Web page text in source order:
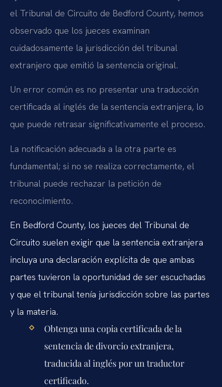
el Tribunal de Circuito de Bedford County, hemos
observado que los jueces examinan
cuidadosamente la jurisdicción del tribunal
extranjero que emitió la sentencia original.
Un error común es no presentar una traducción
certificada al inglés de la sentencia extranjera, lo
que puede retrasar significativamente el proceso.
La notificación adecuada a la otra parte es
fundamental; si no se realiza correctamente, el
tribunal puede rechazar la petición de
reconocimiento.
En Bedford County, los jueces del Tribunal de
Circuito suelen exigir que la sentencia extranjera
incluya una declaración explícita de que ambas
partes tuvieron la oportunidad de ser escuchadas
y que el tribunal tenía jurisdicción sobre las partes
y la materia.
Obtenga una copia certificada de la
sentencia de divorcio extranjera,
traducida al inglés por un traductor
certificado.